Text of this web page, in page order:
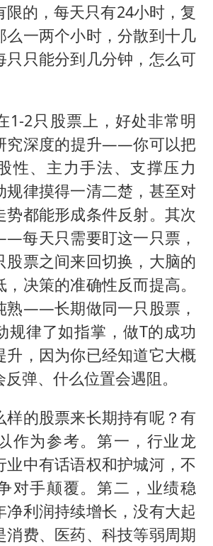
限的，每天只有24小时，复
么一两个小时，分散到十几
只只能分到几分钟，怎么可
1-2只股票上，好处非常明
究深度的提升——你可以把
性、主力手法、支撑压力
规律摸得一清二楚，甚至对
势都能形成条件反射。其次
每天只需要盯这一只票，
股票之间来回切换，大脑的
决策的准确性反而提高。
熟——长期做同一只股票，
规律了如指掌，做T的成功
升，因为你已经知道它大概
弹、什么位置会遇阻。
样的股票来长期持有呢？有
作为参考。第一，行业龙
业中有话语权和护城河，不
对手颠覆。第二，业绩稳
净利润持续增长，没有大起
消费、医药、科技等弱周期